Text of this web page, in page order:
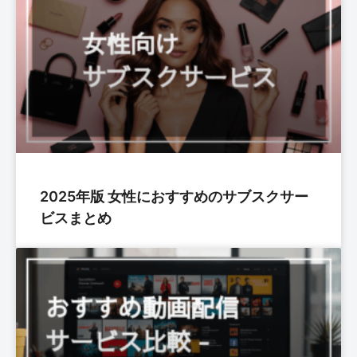
2025年版 女性におすすめのサブスクサー
ビスまとめ